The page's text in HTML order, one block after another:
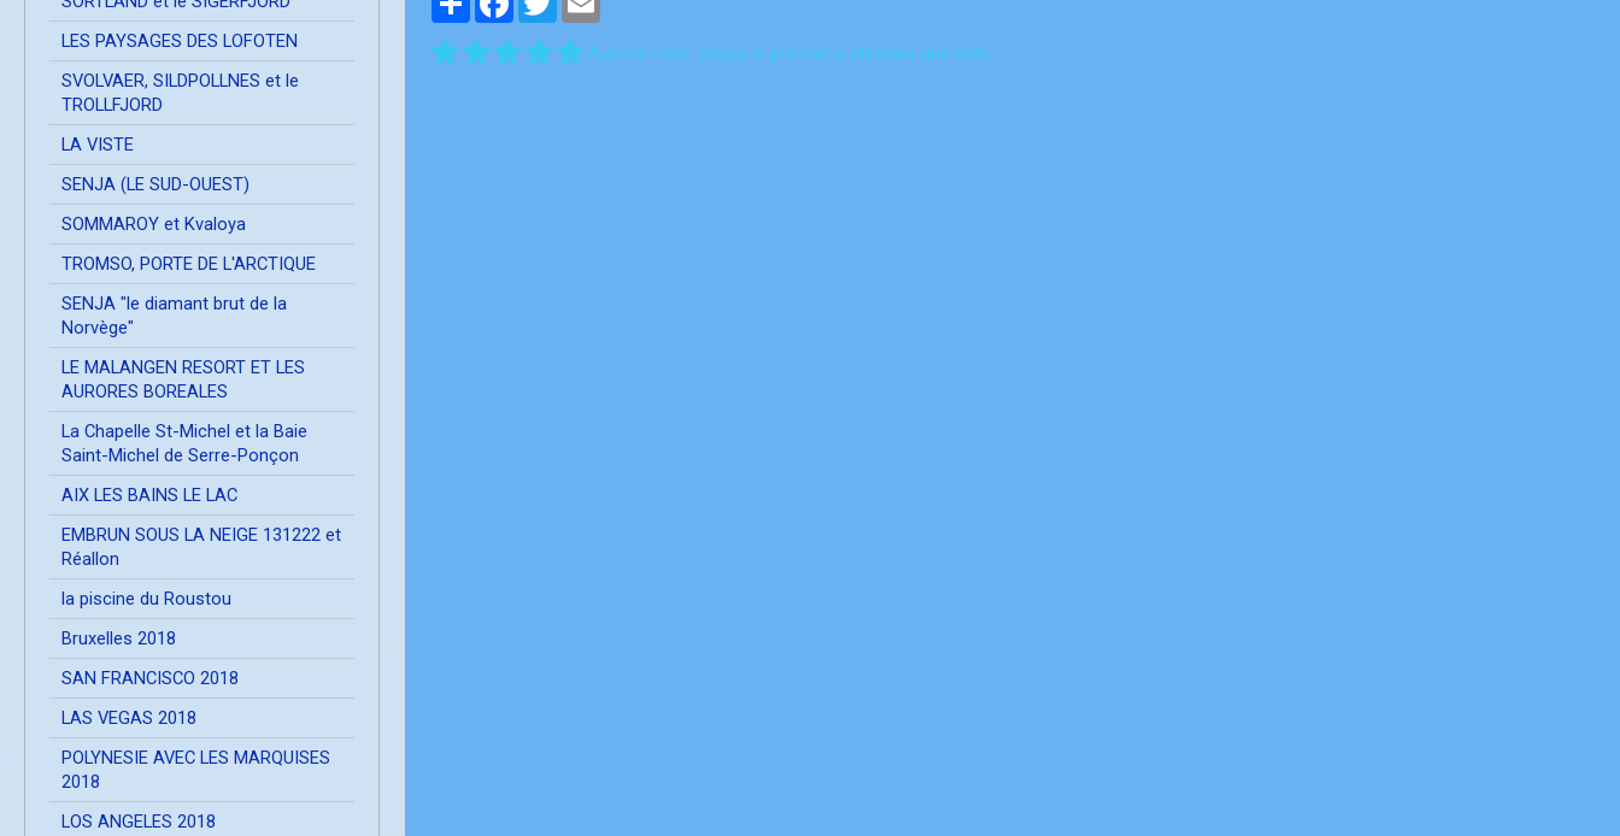
Aucune note. Soyez le premier à attribuer une note !
LES PAYSAGES DES LOFOTEN
SVOLVAER, SILDPOLLNES et le
TROLLFJORD
LA VISTE
SENJA (LE SUD-OUEST)
SOMMAROY et Kvaloya
TROMSO, PORTE DE L'ARCTIQUE
SENJA "le diamant brut de la
Norvège"
LE MALANGEN RESORT ET LES
AURORES BOREALES
La Chapelle St-Michel et la Baie
Saint-Michel de Serre-Ponçon
AIX LES BAINS LE LAC
EMBRUN SOUS LA NEIGE 131222 et
Réallon
la piscine du Roustou
Bruxelles 2018
SAN FRANCISCO 2018
LAS VEGAS 2018
POLYNESIE AVEC LES MARQUISES
2018
LOS ANGELES 2018